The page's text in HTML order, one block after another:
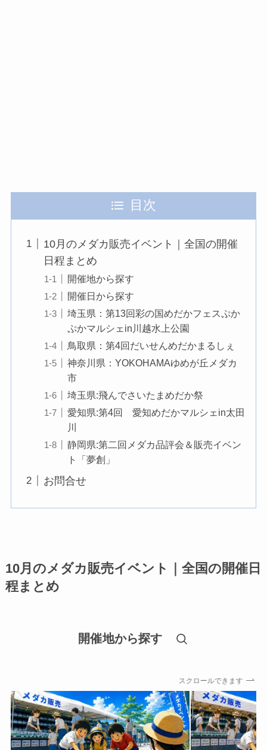
目次
10月のメダカ販売イベント｜全国の開催
日程まとめ
開催地から探す
開催日から探す
埼玉県：第13回彩の国めだかフェスぷか
ぷかマルシェin川越水上公園
鳥取県：第4回だいせんめだかまるしぇ
神奈川県：YOKOHAMAゆめが丘メダカ
市
埼玉県:飛んでさいたまめだか祭
愛知県:第4回 愛知めだかマルシェin太田
川
静岡県:第二回メダカ品評会＆販売イベン
ト「夢創」
お問合せ
10月のメダカ販売イベント｜全国の開催日
程まとめ
開催地から探す
スクロールできます